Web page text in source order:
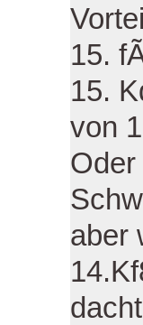
15.
15.
von
aber